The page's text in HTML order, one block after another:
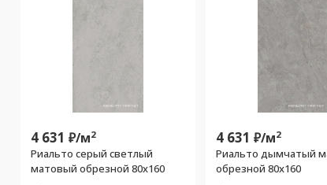
4 631 ₽/м2
Риальто серый светлый
матовый обрезной 80x160
4 631 ₽/м2
Риальто дымчатый
обрезной 80x160